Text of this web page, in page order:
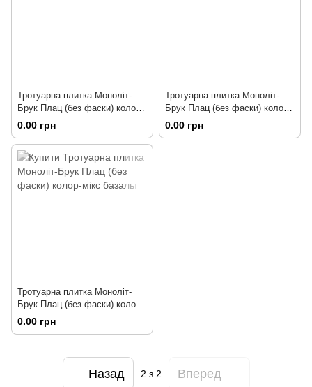
Тротуарна плитка Моноліт-
Брук Плац (без фаски) колор-
мікс сталь
0.00 грн
Тротуарна плитка Моноліт-
Брук Плац (без фаски) колор-
мікс каштан
0.00 грн
Тротуарна плитка Моноліт-
Брук Плац (без фаски) колор-
мікс базальт
0.00 грн
Назад 2 з 2 Вперед